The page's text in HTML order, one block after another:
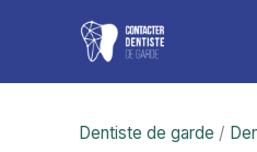
contenu
Dentiste de garde /